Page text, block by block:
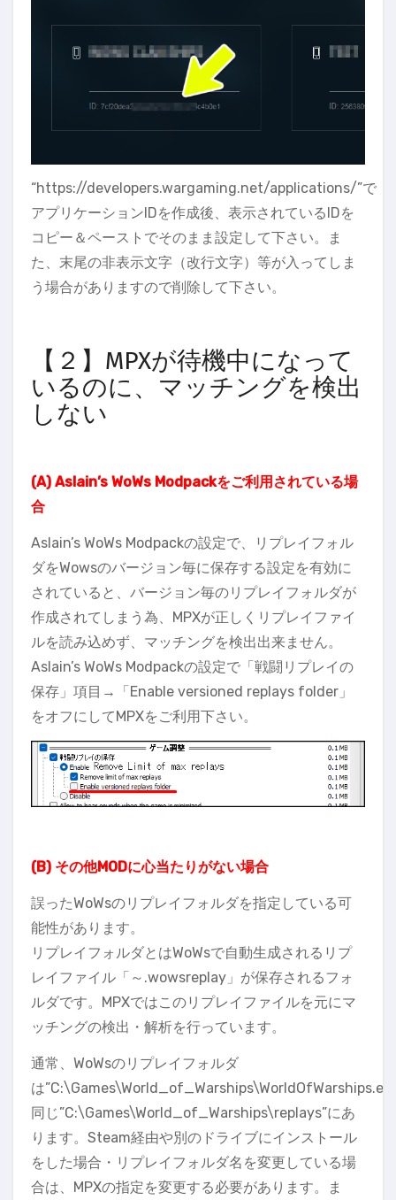
“https://developers.wargaming.net/applications/”で
アプリケーションIDを作成後、表示されているIDを
コピー＆ペーストでそのまま設定して下さい。ま
た、末尾の非表示文字（改行文字）等が入ってしま
う場合がありますので削除して下さい。
【２】MPXが待機中になって
いるのに、マッチングを検出
しない
(A) Aslain’s WoWs Modpackをご利用されている場
合
Aslain’s WoWs Modpackの設定で、リプレイフォル
ダをWowsのバージョン毎に保存する設定を有効に
されていると、バージョン毎のリプレイフォルダが
作成されてしまう為、MPXが正しくリプレイファイ
ルを読み込めず、マッチングを検出出来ません。
Aslain’s WoWs Modpackの設定で「戦闘リプレイの
保存」項目→「Enable versioned replays folder」
をオフにしてMPXをご利用下さい。
(B) その他MODに心当たりがない場合
誤ったWoWsのリプレイフォルダを指定している可
能性があります。
リプレイフォルダとはWoWsで自動生成されるリプ
レイファイル「～.wowsreplay」が保存されるフォ
ルダです。MPXではこのリプレイファイルを元にマ
ッチングの検出・解析を行っています。
通常、WoWsのリプレイフォルダ
は
同じ”C:\Games\World_of_Warships\replays”にあ
ります。Steam経由や別のドライブにインストール
をした場合・リプレイフォルダ名を変更している場
合は、MPXの指定を変更する必要があります。ま